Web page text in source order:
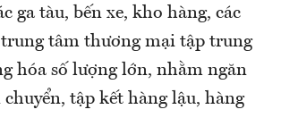
ga tàu, bến xe, kho hàng, các
tâm thương mại tập trung
hóa số lượng lớn, nhằm ngăn
chuyển, tập kết hàng lậu, hàng